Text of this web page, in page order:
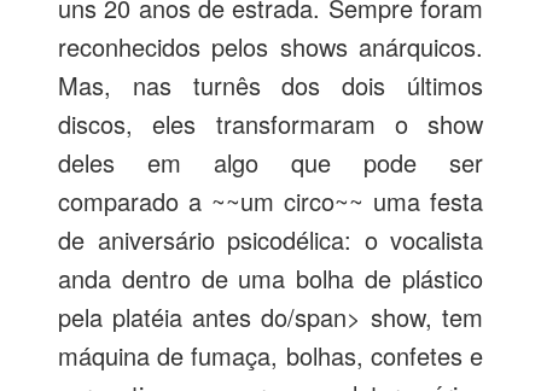
uns 20 anos de estrada. Sempre foram
reconhecidos pelos shows anárquicos.
Mas, nas turnês dos dois últimos
discos, eles transformaram o show
deles em algo que pode ser
comparado a ~~um circo~~ uma festa
de aniversário psicodélica: o vocalista
anda dentro de uma bolha de plástico
pela platéia antes do/span> show, tem
máquina de fumaça, bolhas, confetes e